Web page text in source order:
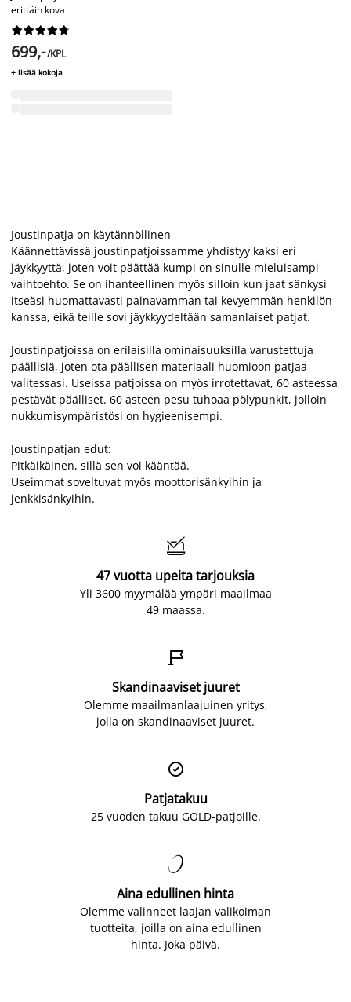
erittäin kova






699,-/KPL
+ lisää kokoja
Joustinpatja on käytännöllinen
Käännettävissä joustinpatjoissamme yhdistyy kaksi eri
jäykkyyttä, joten voit päättää kumpi on sinulle mieluisampi
vaihtoehto. Se on ihanteellinen myös silloin kun jaat sänkysi
itseäsi huomattavasti painavamman tai kevyemmän henkilön
kanssa, eikä teille sovi jäykkyydeltään samanlaiset patjat.
Joustinpatjoissa on erilaisilla ominaisuuksilla varustettuja
päällisiä, joten ota päällisen materiaali huomioon patjaa
valitessasi. Useissa patjoissa on myös irrotettavat, 60 asteessa
pestävät päälliset. 60 asteen pesu tuhoaa pölypunkit, jolloin
nukkumisympäristösi on hygieenisempi.
Joustinpatjan edut:
Pitkäikäinen, sillä sen voi kääntää.
Useimmat soveltuvat myös moottorisänkyihin ja
jenkkisänkyihin.

47 vuotta upeita tarjouksia
Yli 3600 myymälää ympäri maailmaa
49 maassa.

Skandinaaviset juuret
Olemme maailmanlaajuinen yritys,
jolla on skandinaaviset juuret.

Patjatakuu
25 vuoden takuu GOLD-patjoille.

Aina edullinen hinta
Olemme valinneet laajan valikoiman
tuotteita, joilla on aina edullinen
hinta. Joka päivä.